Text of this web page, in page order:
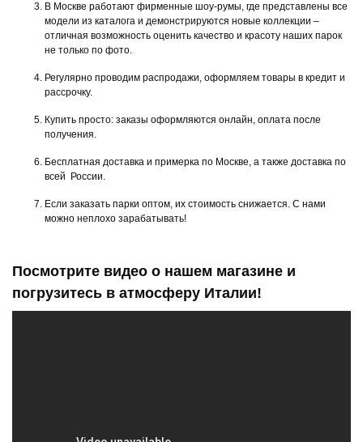
В Москве работают фирменные шоу-румы, где представлены все
модели из каталога и демонстрируются новые коллекции –
отличная возможность оценить качество и красоту наших парок
не только по фото.
Регулярно проводим распродажи, оформляем товары в кредит и
рассрочку.
Купить просто: заказы оформляются онлайн, оплата после
получения.
Бесплатная доставка и примерка по Москве, а также доставка по
всей России.
Если заказать парки оптом, их стоимость снижается. С нами
можно неплохо зарабатывать!
Посмотрите видео о нашем магазине и
погрузитесь в атмосферу Италии!